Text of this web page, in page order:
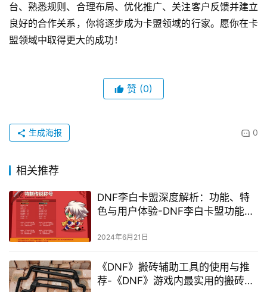
台、熟悉规则、合理布局、优化推广、关注客户反馈并建立
良好的合作关系，你将逐步成为卡盟领域的行家。愿你在卡
盟领域中取得更大的成功！
赞 (0)
0
生成海报
相关推荐
DNF李白卡盟深度解析：功能、特
色与用户体验-DNF李白卡盟功能特
2024年6月21日
《DNF》搬砖辅助工具的使用与推
荐-《DNF》游戏内最实用的搬砖助